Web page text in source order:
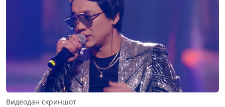
Видеодан скриншот